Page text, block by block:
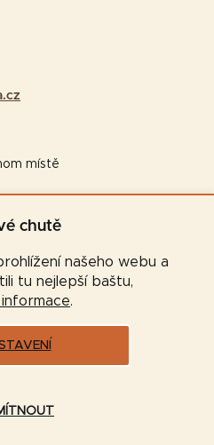
chutě
našeho webu a
tu nejlepší baštu,
informace.
místě
Shoptet